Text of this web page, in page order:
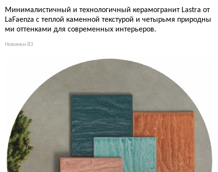
Минималистичный и технологичный керамогранит Lastra от
LaFaenza с теплой каменной текстурой и четырьмя природны
ми оттенками для современных интерьеров.
Новинки 83